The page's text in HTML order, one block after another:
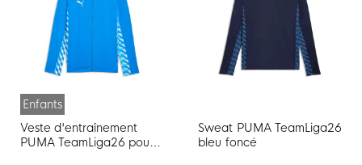
Enfants
Veste d'entraînement
PUMA TeamLiga26 pour
Sweat PUMA TeamLiga26
bleu foncé